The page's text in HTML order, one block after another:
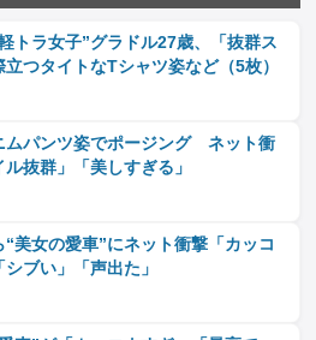
軽トラ女子”グラドル27歳、「抜群ス
立つタイトなTシャツ姿など（5枚）
ムパンツ姿でポージング ネット衝
抜群」「美しすぎる」
“美女の愛車”にネット衝撃「カッコ
シブい」「声出た」